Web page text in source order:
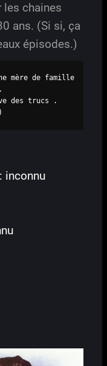
les chaines
ans. (Si si, ça
épisodes.)
mère de famille
des trucs .
inconnu